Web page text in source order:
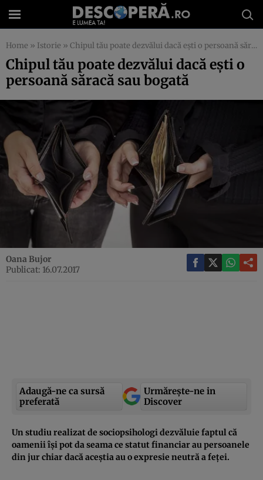
Home » Istorie » Chipul tău poate dezvălui dacă eşti o persoană săracă sau bogată
Chipul tău poate dezvălui dacă eşti o
persoană săracă sau bogată
Oana Bujor
Publicat: 16.07.2017
Adaugă-ne ca sursă
preferată
Urmărește-ne in
Discover
Un studiu realizat de sociopsihologi dezvăluie faptul că
oamenii îşi pot da seama ce statut financiar au persoanele
din jur chiar dacă aceştia au o expresie neutră a feţei.